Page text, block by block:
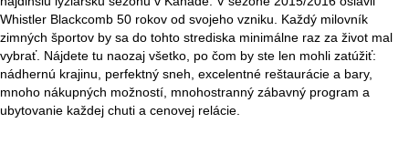
Whistler Blackcomb 50 rokov od svojeho vzniku. Každý milovník
zimných športov by sa do tohto strediska minimálne raz za život mal
vybrať. Nájdete tu naozaj všetko, po čom by ste len mohli zatúžiť:
nádhernú krajinu, perfektný sneh, excelentné reštaurácie a bary,
mnoho nákupných možností, mnohostranný zábavný program a
ubytovanie každej chuti a cenovej relácie.